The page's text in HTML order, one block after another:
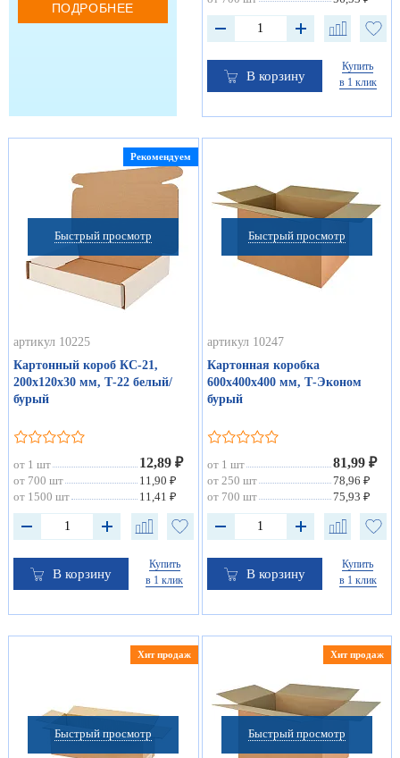
ПОДРОБНЕЕ
В корзину
Купить
в 1 клик
Быстрый просмотр
Рекомендуем
артикул 10225
Картонный короб КС-21,
200х120х30 мм, Т-22 белый/
бурый
от 1 шт 12,89 ₽
от 700 шт
11,90 ₽
от 1500 шт
11,41 ₽
В корзину
Купить
в 1 клик
Быстрый просмотр
артикул 10247
Картонная коробка
600х400х400 мм, Т-Эконом
бурый
от 1 шт 81,99 ₽
от 250 шт
78,96 ₽
от 700 шт
75,93 ₽
В корзину
Купить
в 1 клик
Быстрый просмотр
Хит продаж
Быстрый просмотр
Хит продаж